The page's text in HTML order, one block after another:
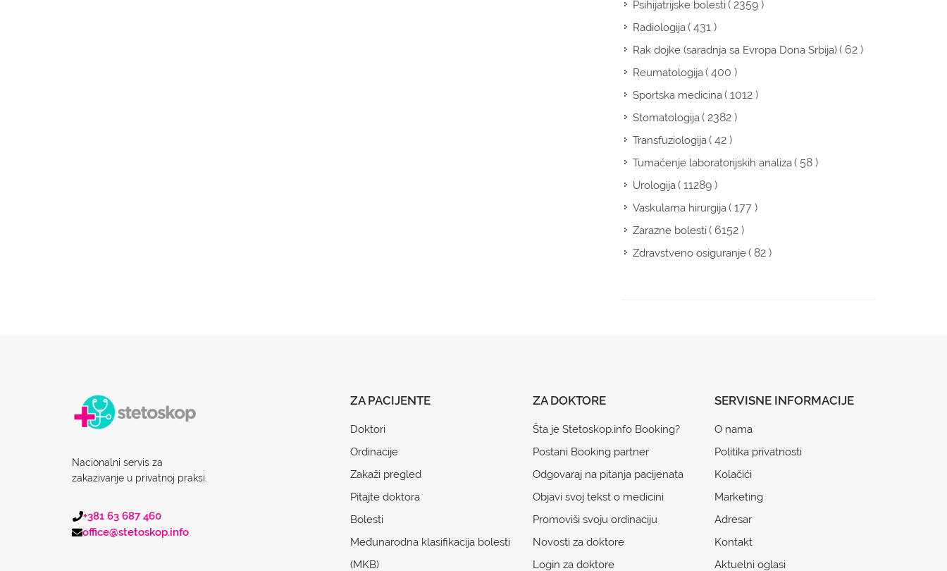
Psihijatrijske bolesti( 2359 )
Radiologija( 431 )
Rak dojke (saradnja sa Evropa Dona Srbija)( 62 )
Reumatologija( 400 )
Sportska medicina( 1012 )
Stomatologija( 2382 )
Transfuziologija( 42 )
Tumačenje laboratorijskih analiza( 58 )
Urologija( 11289 )
Vaskularna hirurgija( 177 )
Zarazne bolesti( 6152 )
Zdravstveno osiguranje( 82 )
Nacionalni servis za
zakazivanje u privatnoj praksi.
+381 63 687 460
office@stetoskop.info
ZA PACIJENTE
Doktori
Ordinacije
Zakaži pregled
Pitajte doktora
Bolesti
Međunarodna klasifikacija bolesti
(MKB)
ZA DOKTORE
Šta je Stetoskop.info Booking?
Postani Booking partner
Odgovaraj na pitanja pacijenata
Objavi svoj tekst o medicini
Promoviši svoju ordinaciju
Novosti za doktore
Login za doktore
SERVISNE INFORMACIJE
O nama
Politika privatnosti
Kolačići
Marketing
Adresar
Kontakt
Aktuelni oglasi